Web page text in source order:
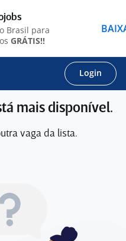
Login
mais disponível.
vaga da lista.
Brasil para
GRÁTIS!!